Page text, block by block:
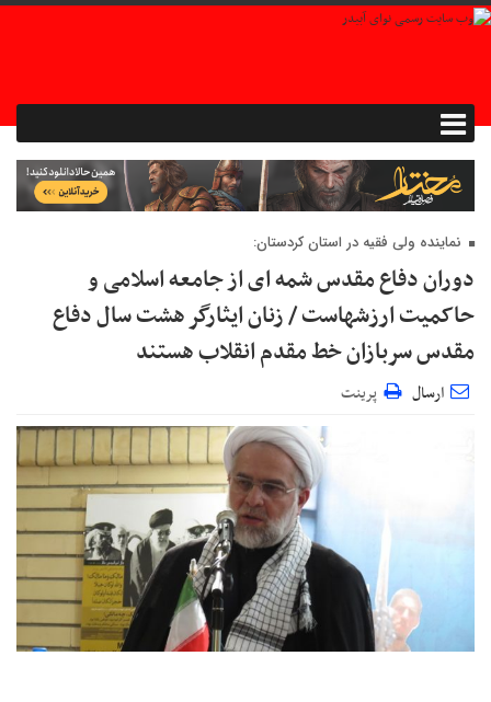
نماینده ولی فقیه در استان کردستان:
دوران دفاع مقدس شمه ای از جامعه اسلامی و
حاکمیت ارزشهاست / زنان ايثارگر هشت سال دفاع
مقدس سربازان خط مقدم انقلاب هستند
ارسال پرینت